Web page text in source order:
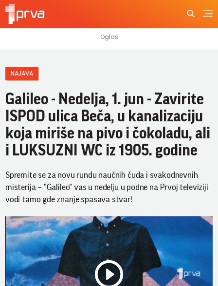
NAJAVA
Galileo - Nedelja, 1. jun - Zavirite
ISPOD ulica Beča, u kanalizaciju
koja miriše na pivo i čokoladu, ali
i LUKSUZNI WC iz 1905. godine
Spremite se za novu rundu naučnih čuda i svakodnevnih
misterija – "Galileo" vas u nedelju u podne na Prvoj televiziji
vodi tamo gde znanje spasava stvar!